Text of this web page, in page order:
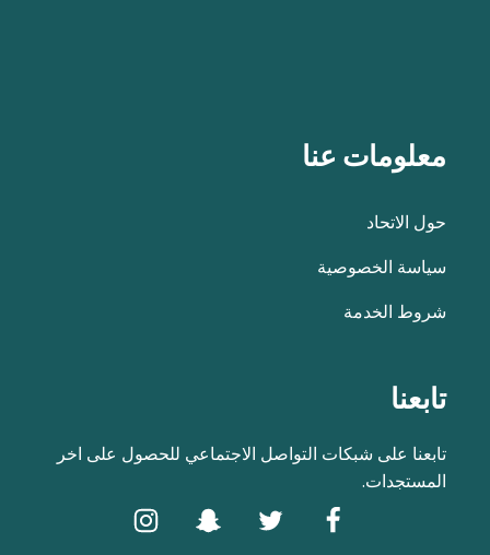
معلومات عنا
حول الاتحاد
سياسة الخصوصية
شروط الخدمة
تابعنا
تابعنا على شبكات التواصل الاجتماعي للحصول على اخر
المستجدات.